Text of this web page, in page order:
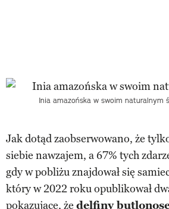
Inia amazońska w swoim naturalnym
Jak dotąd zaobserwowano, że
siebie nawzajem, a 67% tych
gdy w pobliżu znajdował się
który w 2022 roku opublikował
pokazujące, że delfiny